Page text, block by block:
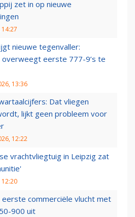
zet in op nieuwe
nieuwe tegenvaller:
overweegt eerste 777-9’s te
13:36
Dat vliegen
lijkt geen probleem voor
12:22
vrachtvliegtuig in Leipzig zat
12:20
commerciële vlucht met
900 uit